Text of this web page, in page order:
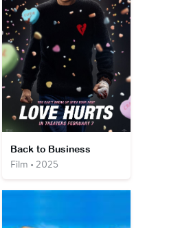
Back to Business
Film • 2025